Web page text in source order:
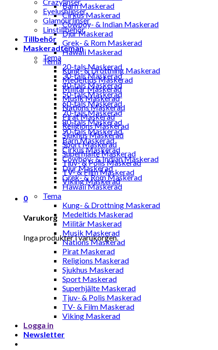
Barn Maskerad
Cirkus Maskerad
Cowboy- & Indian Maskerad
Djur Maskerad
Grek- & Rom Maskerad
Hawaii Maskerad
Tema
Kung- & Drottning Maskerad
Medeltids Maskerad
Militär Maskerad
Musik Maskerad
Nations Maskerad
Pirat Maskerad
Religions Maskerad
Sjukhus Maskerad
Sport Maskerad
Superhjälte Maskerad
Tjuv- & Polis Maskerad
TV- & Film Maskerad
Viking Maskerad
0
Varukorg
Inga produkter i varukorgen.
Eyelushlinser
Glamourlinser
Linstillbehör
Tillbehör
Maskeradteman
Tema
20-tals Maskerad
30-tals Maskerad
40-tals Maskerad
50-tals Maskerad
60-tals Maskerad
70-tals Maskerad
80-tals Maskerad
90-tals Maskerad
Barn Maskerad
Cirkus Maskerad
Cowboy- & Indian Maskerad
Djur Maskerad
Grek- & Rom Maskerad
Hawaii Maskerad
Tema
Kung- & Drottning Maskerad
Medeltids Maskerad
Militär Maskerad
Musik Maskerad
Nations Maskerad
Pirat Maskerad
Religions Maskerad
Sjukhus Maskerad
Sport Maskerad
Superhjälte Maskerad
Tjuv- & Polis Maskerad
TV- & Film Maskerad
Viking Maskerad
Logga in
Newsletter